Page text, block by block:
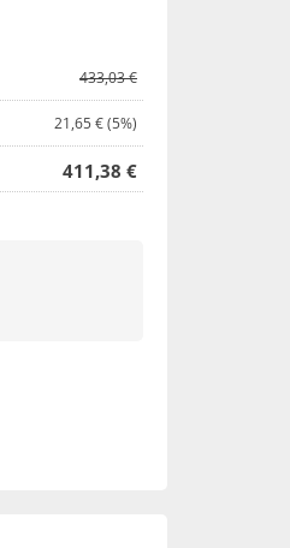
433,03 €
21,65 € (5%)
411,38 €